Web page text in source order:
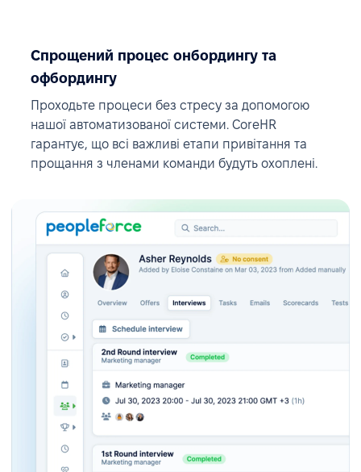
Спрощений процес онбордингу та
офбордингу
Проходьте процеси без стресу за допомогою
нашої автоматизованої системи. CoreHR
гарантує, що всі важливі етапи привітання та
прощання з членами команди будуть охоплені.